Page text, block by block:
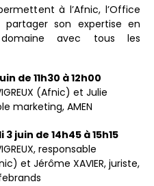
à l’Afnic, l’Office
son expertise en
avec tous les
de 11h30 à 12h00
(Afnic) et Julie
marketing, AMEN
3 juin de 14h45 à 15h15
responsable
et Jérôme XAVIER, juriste,